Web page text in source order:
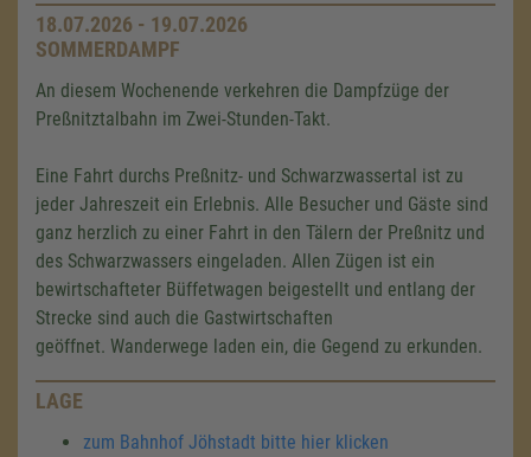
18.07.2026 - 19.07.2026
SOMMERDAMPF
An diesem Wochenende verkehren die Dampfzüge der
Preßnitztalbahn im Zwei-Stunden-Takt.
Eine Fahrt durchs Preßnitz- und Schwarzwassertal ist zu
jeder Jahreszeit ein Erlebnis. Alle Besucher und Gäste sind
ganz herzlich zu einer Fahrt in den Tälern der Preßnitz und
des Schwarzwassers eingeladen. Allen Zügen ist ein
bewirtschafteter Büffetwagen beigestellt und entlang der
Strecke sind auch die Gastwirtschaften
geöffnet. Wanderwege laden ein, die Gegend zu erkunden.
LAGE
zum Bahnhof Jöhstadt bitte hier klicken